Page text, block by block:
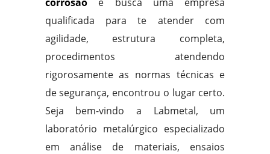
qualificada para te atender com
agilidade, estrutura completa,
procedimentos atendendo
rigorosamente as normas técnicas e
de segurança, encontrou o lugar certo.
Seja bem-vindo a Labmetal, um
laboratório metalúrgico especializado
em análise de materiais, ensaios